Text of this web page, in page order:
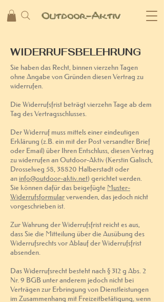
Outdoor-Aktiv
WIDERRUFSBELEHRUNG
Sie haben das Recht, binnen vierzehn Tagen
ohne Angabe von Gründen diesen Vertrag zu
widerrufen.
Die Widerrufsfrist beträgt vierzehn Tage ab dem
Tag des Vertragsschlusses.
Der Widerruf muss mittels einer eindeutigen
Erklärung (z.B. ein mit der Post versandter Brief
oder Email) über Ihren Entschluss, diesen Vertrag
zu widerrufen an Outdoor-Aktiv (Kerstin Galisch,
Drosselweg 58, 38820 Halberstadt oder
an info@outdoor-aktiv.net) gerichtet werden.
Sie können dafür das beigefügte Muster-
Widerrufsformularverwenden, das jedoch nicht
vorgeschrieben ist.
Zur Wahrung der Widerrufsfrist reicht es aus,
dass Sie die Mitteilung über die Ausübung des
Widerrufsrechts vor Ablauf der Widerrufsfrist
absenden.
Das Widerrufsrecht besteht nach § 312 g Abs. 2
Nr. 9 BGB unter anderem jedoch nicht bei
Verträgen zur Erbringung von Dienstleistungen
im Zusammenhang mit Freizeitbetätigung, wenn